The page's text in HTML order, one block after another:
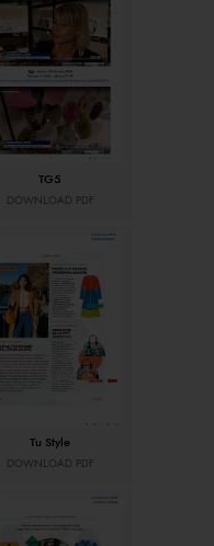
TG5
DOWNLOAD PDF
Tu Style
DOWNLOAD PDF